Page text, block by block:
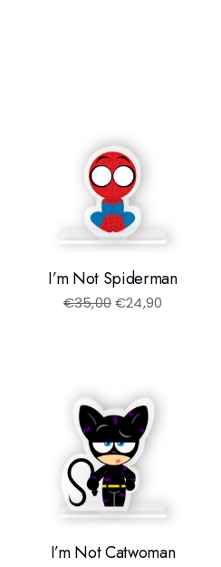
I’m Not Spiderman
€35,00€24,90
I’m Not Catwoman